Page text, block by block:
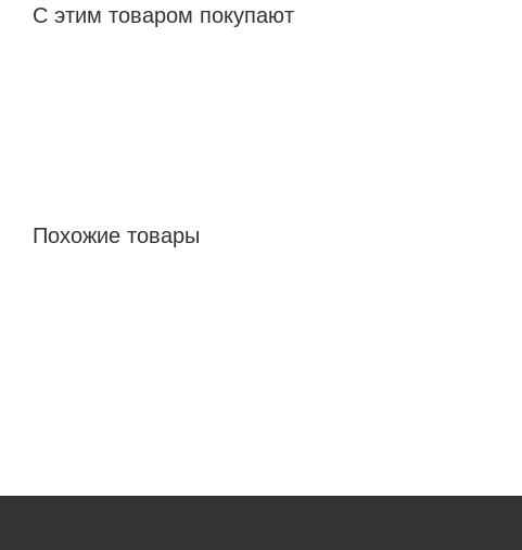
С этим товаром покупают
Похожие товары